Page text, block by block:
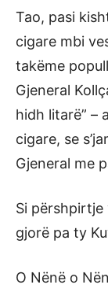
Tao, pasi
cigare mbi
takëme
Gjeneral
hidh litarë” –
cigare, se
Gjeneral me
Si përshpirtje
gjorë pa ty
O Nënë o